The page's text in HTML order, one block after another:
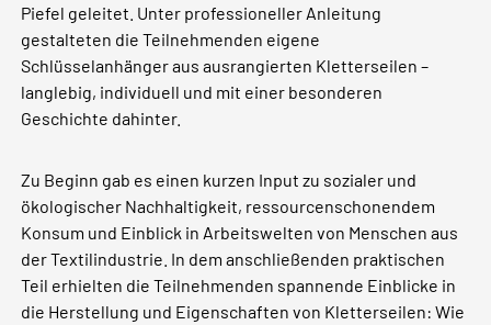
Piefel geleitet. Unter professioneller Anleitung
gestalteten die Teilnehmenden eigene
Schlüsselanhänger aus ausrangierten Kletterseilen –
langlebig, individuell und mit einer besonderen
Geschichte dahinter.
Zu Beginn gab es einen kurzen Input zu sozialer und
ökologischer Nachhaltigkeit, ressourcenschonendem
Konsum und Einblick in Arbeitswelten von Menschen aus
der Textilindustrie. In dem anschließenden praktischen
Teil erhielten die Teilnehmenden spannende Einblicke in
die Herstellung und Eigenschaften von Kletterseilen: Wie